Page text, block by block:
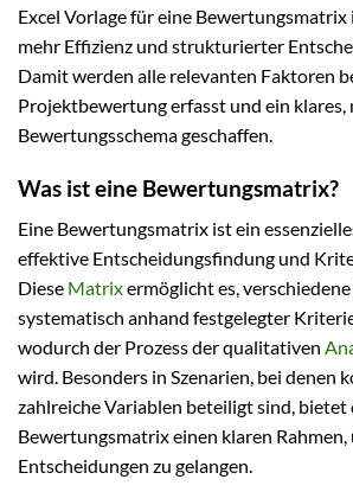
Excel Vorlage für eine
mehr Effizienz und strukturierter
Damit werden alle relevanten Faktoren
Projektbewertung erfasst und ein klares,
Bewertungsschema geschaffen.
Was ist eine Bewertungsmatrix?
Eine Bewertungsmatrix ist ein
effektive Entscheidungsfindung und
Diese Matrixermöglicht es,
systematisch anhand festgelegter
wodurch der Prozess der qualitativen
wird. Besonders in Szenarien, bei denen
zahlreiche Variablen beteiligt sind, bietet
Bewertungsmatrix einen klaren
Entscheidungen zu gelangen.